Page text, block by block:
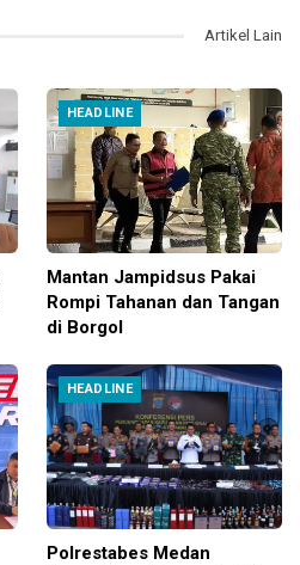
Artikel Lain
HEADLINE
Mantan Jampidsus Pakai
Rompi Tahanan dan Tangan
di Borgol
HEADLINE
Polrestabes Medan